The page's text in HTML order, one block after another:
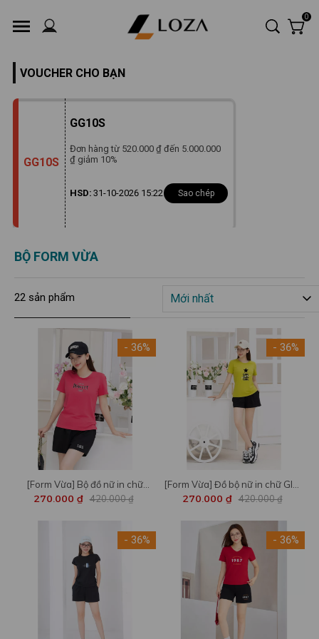
0
GG10S
Đơn hàng từ 520.000 ₫ đến 5.000.000
₫ giảm 10%
HSD: 31-10-2026 15:22 Sao chép
GG10S
VOUCHER CHO BẠN
Mới nhất
BỘ FORM VỪA
22
- 36%
[Form Vừa] Bộ đồ nữ in chữ
Perfect - Set cộc tay mặc nhà/ đi
270.000 ₫ 420.000 ₫
- 36%
[Form Vừa] Đồ bộ nữ in chữ GIRL
(áo thun + quần đùi) - Set cộc tay
270.000 ₫ 420.000 ₫
- 36% - 36%